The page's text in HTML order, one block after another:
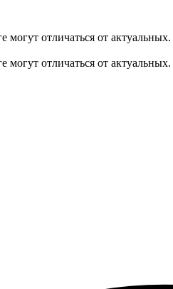
могут отличаться от актуальных.
могут отличаться от актуальных.